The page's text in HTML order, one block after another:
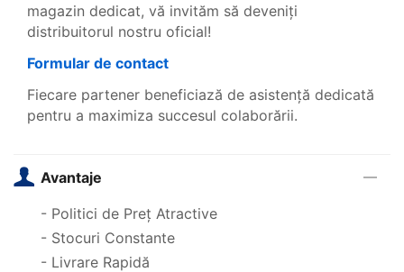
magazin dedicat, vă invităm să deveniți
distribuitorul nostru oficial!
Formular de contact
Fiecare partener beneficiază de asistență dedicată
pentru a maximiza succesul colaborării.
Avantaje
- Politici de Preț Atractive
- Stocuri Constante
- Livrare Rapidă